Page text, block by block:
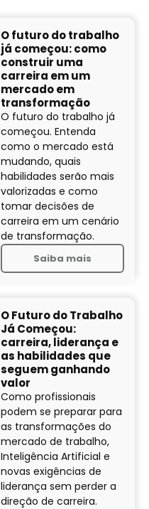
O futuro do trabalho
já começou: como
construir uma
carreira em um
mercado em
transformação
O futuro do trabalho já
começou. Entenda
como o mercado está
mudando, quais
habilidades serão mais
valorizadas e como
tomar decisões de
carreira em um cenário
de transformação.
Saiba mais
O Futuro do Trabalho
Já Começou:
carreira, liderança e
as habilidades que
seguem ganhando
valor
Como profissionais
podem se preparar para
as transformações do
mercado de trabalho,
Inteligência Artificial e
novas exigências de
liderança sem perder a
direção de carreira.